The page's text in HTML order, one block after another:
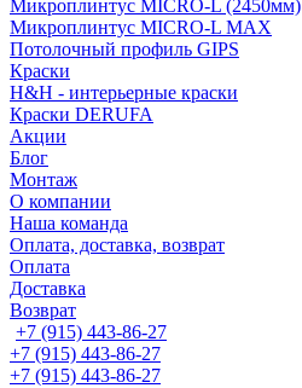
Микроплинтус MICRO-L (2450мм)
Микроплинтус MICRO-L MAX
Потолочный профиль GIPS
Краски
H&H - интерьерные краски
Краски DERUFA
Акции
Блог
Монтаж
О компании
Наша команда
Оплата, доставка, возврат
Оплата
Доставка
Возврат
+7 (915) 443-86-27
+7 (915) 443-86-27
+7 (915) 443-86-27